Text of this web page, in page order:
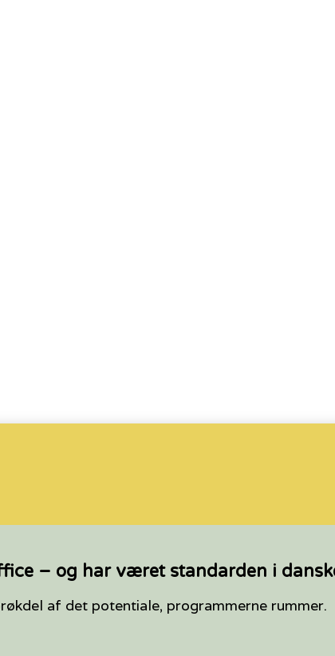
– og har været standarden i
af det potentiale, programmerne rummer.